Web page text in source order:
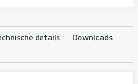
details Downloads